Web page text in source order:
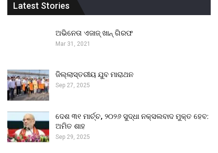
Latest Stories
ଅଭିନେତା ଏଜାଜ୍ ଖାନ୍ ଗିରଫ
Mar 31, 2021
ଜିଲ୍ଲାସ୍ତରୀୟ ଯୁବ ମାରାଥନ
Sep 27, 2025
ଦେଶ ୩୧ ମାର୍ଚ୍ଚ, ୨୦୨୬ ସୁଦ୍ଧା ନକ୍ସଲବାଦ ମୁକ୍ତ ହେବ:
ଅମିତ ଶାହ
Sep 29, 2025